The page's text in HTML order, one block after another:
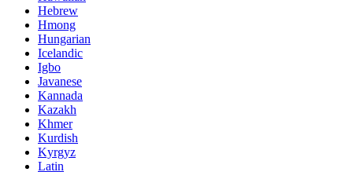
Hebrew
Hmong
Hungarian
Icelandic
Igbo
Javanese
Kannada
Kazakh
Khmer
Kurdish
Kyrgyz
Latin